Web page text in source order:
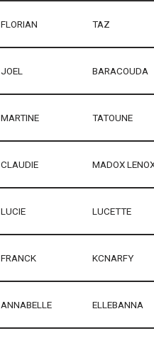
FLORIAN TAZ
JOEL BARACOUDA
MARTINE TATOUNE
CLAUDIE MADOX
LUCIE LUCETTE
FRANCK KCNARFY
ANNABELLE ELLEBANNA